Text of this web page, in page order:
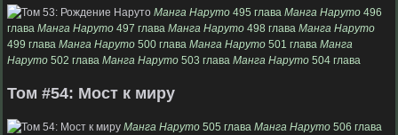
Манга Наруто 495 глава Манга Наруто 496
глава Манга Наруто 497 глава Манга Наруто 498 глава Манга Наруто
499 глава Манга Наруто 500 глава Манга Наруто 501 глава Манга
Наруто 502 глава Манга Наруто 503 глава Манга Наруто 504 глава
Том #54: Мост к миру
Манга Наруто 505 глава Манга Наруто 506 глава